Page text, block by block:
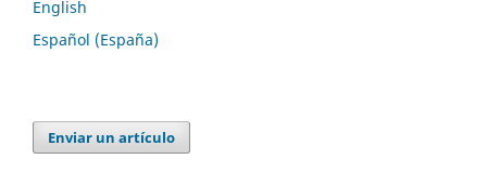
English
Español (España)
Enviar un artículo